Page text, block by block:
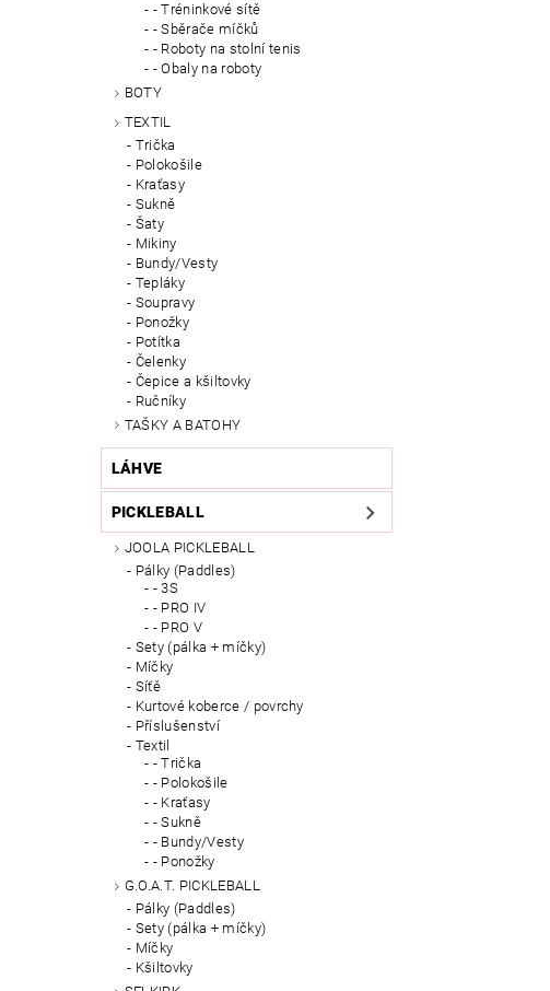
- Tréninkové sítě
- Sběrače míčků
- Roboty na stolní tenis
- Obaly na roboty
BOTY
TEXTIL
Trička
Polokošile
Kraťasy
Sukně
Šaty
Mikiny
Bundy/Vesty
Tepláky
Soupravy
Ponožky
Potítka
Čelenky
Čepice a kšiltovky
Ručníky
TAŠKY A BATOHY
LÁHVE
PICKLEBALL
JOOLA PICKLEBALL
Pálky (Paddles)
- 3S
- PRO IV
- PRO V
Sety (pálka + míčky)
Míčky
Síťě
Kurtové koberce / povrchy
Příslušenství
Textil
- Trička
- Polokošile
- Kraťasy
- Sukně
- Bundy/Vesty
- Ponožky
G.O.A.T. PICKLEBALL
Pálky (Paddles)
Sety (pálka + míčky)
Míčky
Kšiltovky